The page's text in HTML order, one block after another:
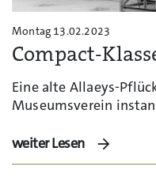
Montag 13.02.2023
Compact-
Eine alte Allaeys-
Museumsverein
weiter Lesen